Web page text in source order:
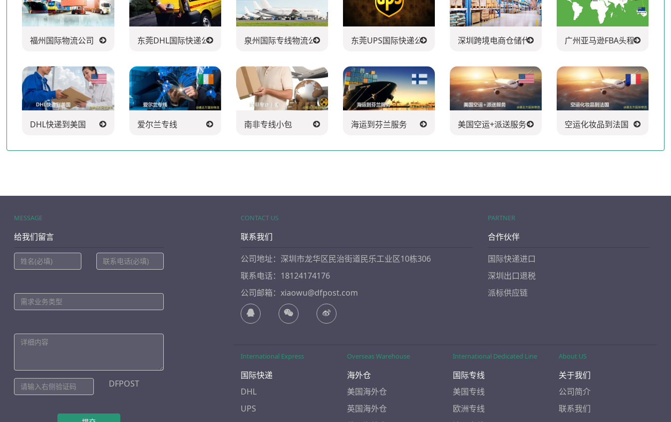
福州国际物流公司 东莞DHL国际快递公司 泉州国际专线物流公司 东莞UPS国际快递公司 深圳跨境电商仓储代发货 广州亚马逊FBA头程派送公司
DHL快递到美国 爱尔兰专线 南非专线小包 海运到芬兰服务 美国空运+派送服务 空运化妆品到法国
MESSAGE
给我们留言
DFPOST
CONTACT US
联系我们
公司地址：深圳市龙华区民治街道民乐工业区10栋306
联系电话：18124174176
公司邮箱：xiaowu@dfpost.com
PARTNER
合作伙伴
国际快递进口
深圳出口退税
派标供应链
International Express
国际快递
DHL
UPS
Overseas Warehouse
海外仓
美国海外仓
英国海外仓
International Dedicated Line
国际专线
美国专线
欧洲专线
About US
关于我们
公司简介
联系我们